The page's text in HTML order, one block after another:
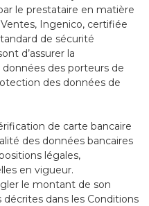
le prestataire en matière
Ingenico, certifiée
de sécurité
d’assurer la
des porteurs de
des données de
de carte bancaire
des données bancaires
légales,
en vigueur.
le montant de son
dans les Conditions